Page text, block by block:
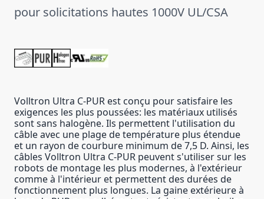
pour solicitations hautes 1000V UL/CSA
Volltron Ultra C-PUR est conçu pour satisfaire les
exigences les plus poussées: les matériaux utilisés
sont sans halogène. Ils permettent l'utilisation du
câble avec une plage de température plus étendue
et un rayon de courbure minimum de 7,5 D. Ainsi, les
câbles Volltron Ultra C-PUR peuvent s'utiliser sur les
robots de montage les plus modernes, à l'extérieur
comme à l'intérieur et permettent des durées de
fonctionnement plus longues. La gaine extérieure à